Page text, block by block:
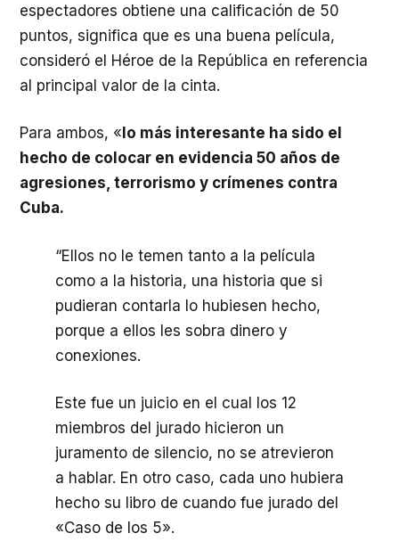
espectadores obtiene una calificación de 50
puntos, significa que es una buena película,
consideró el Héroe de la República en referencia
al principal valor de la cinta.
Para ambos, « lo más interesante ha sido el
hecho de colocar en evidencia 50 años de
agresiones, terrorismo y crímenes contra
Cuba.
“Ellos no le temen tanto a la película
como a la historia, una historia que si
pudieran contarla lo hubiesen hecho,
porque a ellos les sobra dinero y
conexiones.
Este fue un juicio en el cual los 12
miembros del jurado hicieron un
juramento de silencio, no se atrevieron
a hablar. En otro caso, cada uno hubiera
hecho su libro de cuando fue jurado del
«Caso de los 5».